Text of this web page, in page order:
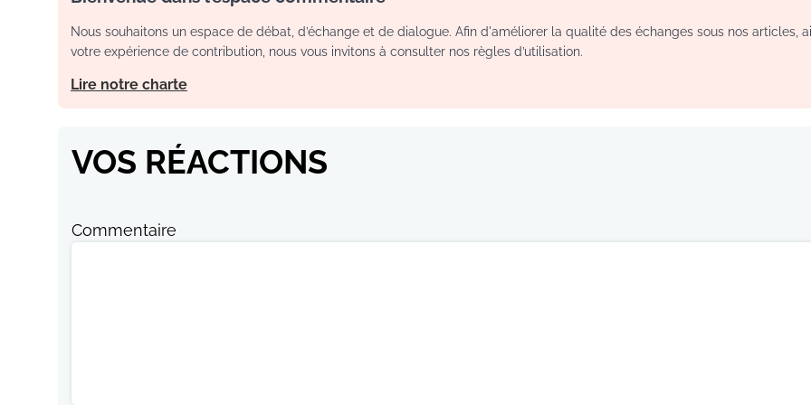
Nous souhaitons un espace de débat, d’échange et de dialogue. Afin d'améliorer la qualité des échanges sous nos articles,
votre expérience de contribution, nous vous invitons à consulter nos règles d’utilisation.
Lire notre charte
VOS RÉACTIONS
Commentaire